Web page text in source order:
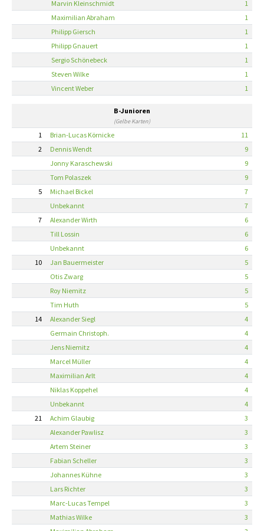
Marvin Kleinschmidt
1
Maximilian Abraham
1
Philipp Giersch
1
Philipp Gnauert
1
Sergio Schönebeck
1
Steven Wilke
1
Vincent Weber
1
B-Junioren
(Gelbe Karten)
1 Brian-Lucas Körnicke
11
2
Dennis Wendt
9
Jonny Karaschewski
9
Tom Polaszek
9
5
Michael Bickel
7
Unbekannt
7
7
Alexander Wirth
6
Till Lossin
6
Unbekannt
6
10
Jan Bauermeister
5
Otis Zwarg
5
Roy Niemitz
5
Tim Huth
5
14
Alexander Siegl
4
Germain Christoph.
4
Jens Niemitz
4
Marcel Müller
4
Maximilian Arlt
4
Niklas Koppehel
4
Unbekannt
4
21
Achim Glaubig
3
Alexander Pawlisz
3
Artem Steiner
3
Fabian Scheller
3
Johannes Kühne
3
Lars Richter
3
Marc-Lucas Tempel
3
Mathias Wilke
3